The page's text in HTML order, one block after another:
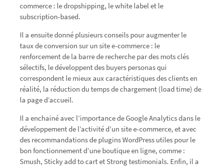
commerce : le dropshipping, le white label et le
subscription-based.
Il a ensuite donné plusieurs conseils pour augmenter le
taux de conversion sur un site e-commerce : le
renforcement de la barre de recherche par des mots clés
sélectifs, le développent des buyers personas qui
correspondent le mieux aux caractéristiques des clients en
réalité, la réduction du temps de chargement (load time) de
la page d’accueil.
Il a enchainé avec l’importance de Google Analytics dans le
développement de l’activité d’un site e-commerce, et avec
des recommandations de plugins WordPress utiles pour le
bon fonctionnement d’une boutique en ligne, comme :
Smush, Sticky add to cart et Strong testimonials. Enfin, il a